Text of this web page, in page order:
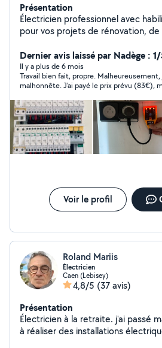
Présentation
Électricien professionnel avec
pour vos projets de rénovation,
Dernier avis laissé par Nadège :
Il y a plus de 6 mois
Travail bien fait, propre.
malhonnête. J'ai payé le prix prévu (83€),
prise (je préférais garder la double). Mais
je lui dis qu'il faut changer les devis/facture
la piece neuve. Réponse : "ce n'est que
vite fait un devis mais en changeant son
passe de 47 à 60 € pour ne pas perdre ses
mais c'est de ma faute en gros, quand on
Voir le profil
Roland Mariis
Électricien
Caen (Lebisey)
4,8/5 (37 avis)
Présentation
Électricien à la retraite. j'ai passé
à réaliser des installations